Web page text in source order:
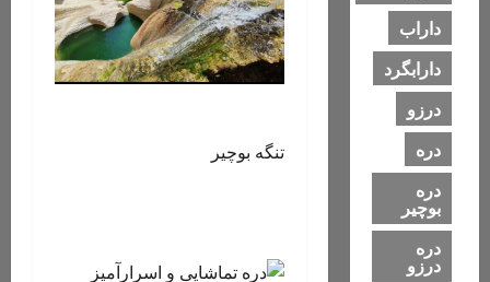
تنگه بوچیر
داراب
دارابگرد
درزو
دره
دره
بوچیر
دره
درزو